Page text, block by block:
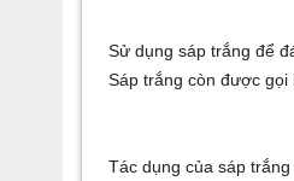
Sử dụng sáp trắng để
Sáp trắng còn được gọi
Tác dụng của sáp